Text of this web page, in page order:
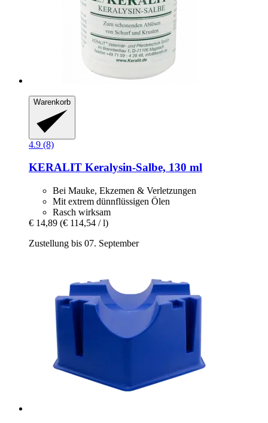
Warenkorb
4.9 (8)
KERALIT Keralysin-​Salbe, 130 ml
Bei Mauke, Ekzemen & Verletzungen
Mit extrem dünnflüssigen Ölen
Rasch wirksam
€ 14,89 (€ 114,54 / l)
Zustellung bis 07. September